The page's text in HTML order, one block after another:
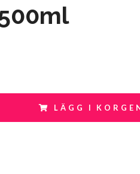
LÄGG I